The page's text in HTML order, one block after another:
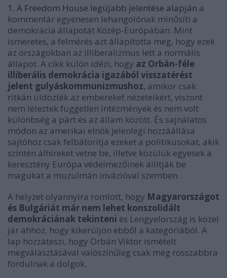
1. A Freedom House legújabb jelentése alapján a
kommentár egyenesen lehangolónak minősíti a
demokrácia állapotát Közép-Európában. Mint
ismeretes, a felmérés azt állapította meg, hogy ezek
az országokban az illiberalizmus lett a normális
állapot. A cikk külön idézi, hogy az Orbán-féle
illiberális demokrácia igazából visszatérést
jelent gulyáskommunizmushoz, amikor csak
ritkán üldözték az embereket nézeteikért, viszont
nem léteztek független intézmények és nem volt
különbség a párt és az állam között. És sajnálatos
módon az amerikai elnök jelenlegi hozzáállása
sajtóhoz csak felbátorítja ezeket a politikusokat, akik
szintén álhíreket vetne be, illetve közülük egyesek a
keresztény Európa védelmezőinek állítják be
magukat a muzulmán invázióval szemben.
A helyzet olyannyira romlott, hogy Magyarországot
és Bulgáriát már nem lehet konszolidált
demokráciának tekinteni és Lengyelország is közel
jár ahhoz, hogy kikerüljön ebből a kategóriából. A
lap hozzáteszi, hogy Orbán Viktor ismételt
megválasztásával valószínűleg csak még rosszabbra
fordulnak a dolgok.